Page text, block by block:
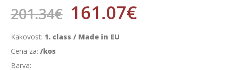
201.34€ 161.07€
Kakovost: 1. class / Made in EU
Cena za: /kos
Barva: